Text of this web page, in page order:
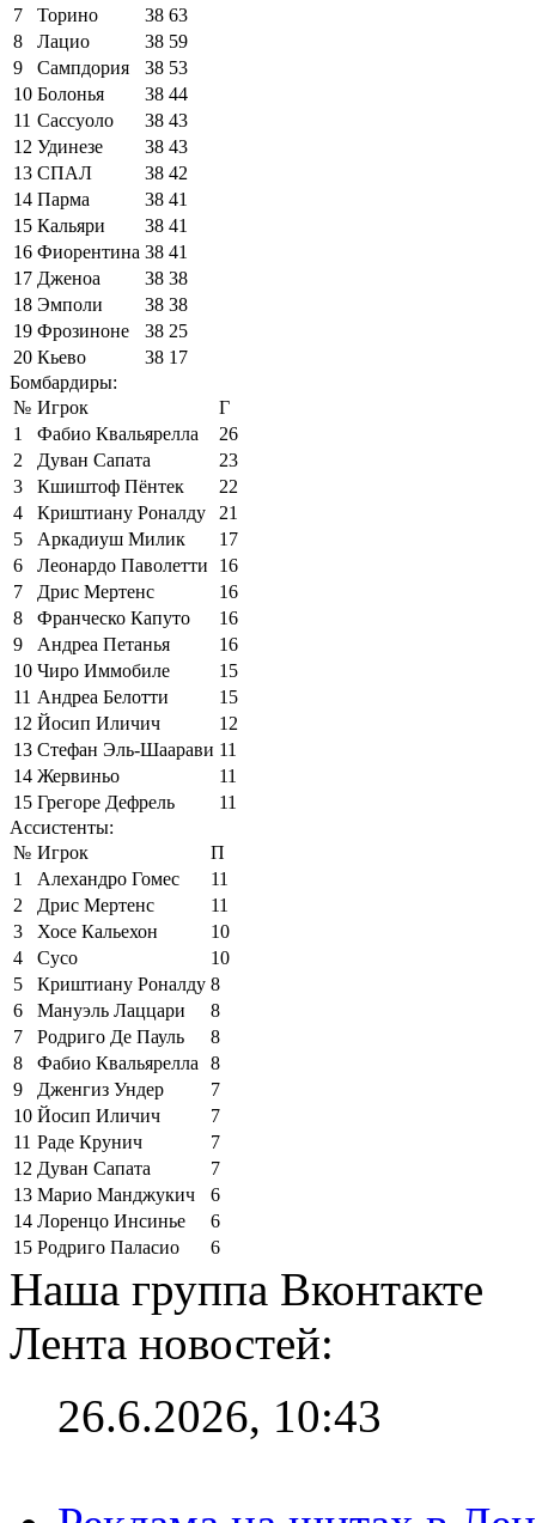
7
Торино 38 63
8
Лацио 38 59
9
Сампдория 38 53
10 Болонья 38 44
11 Сассуоло 38 43
12 Удинезе 38 43
13 СПАЛ 38 42
14 Парма 38 41
15 Кальяри 38 41
16 Фиорентина 38 41
17 Дженоа 38 38
18 Эмполи 38 38
19 Фрозиноне 38 25
20 Кьево 38 17
Бомбардиры:
№ Игрок
Г
1
Фабио Квальярелла
26
2
Дуван Сапата
23
3
Кшиштоф Пёнтек
22
4
Криштиану Роналду
21
5
Аркадиуш Милик
17
6
Леонардо Паволетти
16
7
Дрис Мертенс
16
8
Франческо Капуто
16
9
Андреа Петанья
16
10 Чиро Иммобиле
15
11 Андреа Белотти
15
12 Йосип Иличич
12
13 Стефан Эль-Шаарави 11
14 Жервиньо
11
15 Грегоре Дефрель
11
Ассистенты:
№ Игрок
П
1
Алехандро Гомес
11
2
Дрис Мертенс
11
3
Хосе Кальехон
10
4
Сусо
10
5
Криштиану Роналду 8
6
Мануэль Лаццари
8
7
Родриго Де Пауль
8
8
Фабио Квальярелла
8
9
Дженгиз Ундер
7
10 Йосип Иличич
7
11 Раде Крунич
7
12 Дуван Сапата
7
13 Марио Манджукич
6
14 Лоренцо Инсинье
6
15 Родриго Паласио 6
Наша группа Вконтакте
Лента новостей:
26.6.2026, 10:43